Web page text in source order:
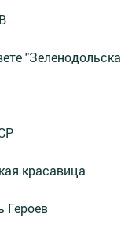
красавица
Героев